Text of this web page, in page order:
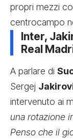
propri mezzi
centrocampo
Inter,
Real
A parlare di
Sergej
intervenuto ai
una rotazione
Penso che il